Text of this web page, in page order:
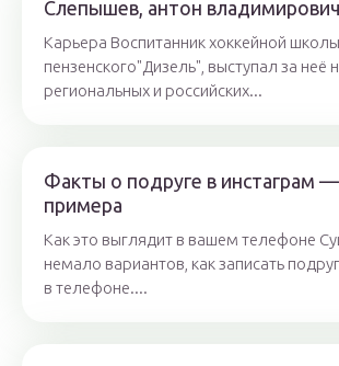
Слепышев, антон владимирович
Карьера Воспитанник хоккейной школы
пензенского"Дизель", выступал за неё
региональных и российских...
Факты о подруге в инстаграм
примера
Как это выглядит в вашем телефоне
немало вариантов, как записать
в телефоне....